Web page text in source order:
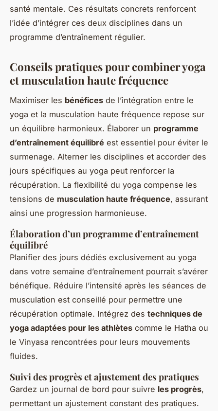
santé mentale. Ces résultats concrets renforcent
l’idée d’intégrer ces deux disciplines dans un
programme d’entraînement régulier.
Conseils pratiques pour combiner yoga
et musculation haute fréquence
Maximiser les bénéfices de l’intégration entre le
yoga et la musculation haute fréquence repose sur
un équilibre harmonieux. Élaborer un programme
d’entraînement équilibré est essentiel pour éviter le
surmenage. Alterner les disciplines et accorder des
jours spécifiques au yoga peut renforcer la
récupération. La flexibilité du yoga compense les
tensions de musculation haute fréquence, assurant
ainsi une progression harmonieuse.
Élaboration d’un programme d’entraînement
équilibré
Planifier des jours dédiés exclusivement au yoga
dans votre semaine d’entraînement pourrait s’avérer
bénéfique. Réduire l’intensité après les séances de
musculation est conseillé pour permettre une
récupération optimale. Intégrez des techniques de
yoga adaptées pour les athlètes comme le Hatha ou
le Vinyasa rencontrées pour leurs mouvements
fluides.
Suivi des progrès et ajustement des pratiques
Gardez un journal de bord pour suivre les progrès,
permettant un ajustement constant des pratiques.